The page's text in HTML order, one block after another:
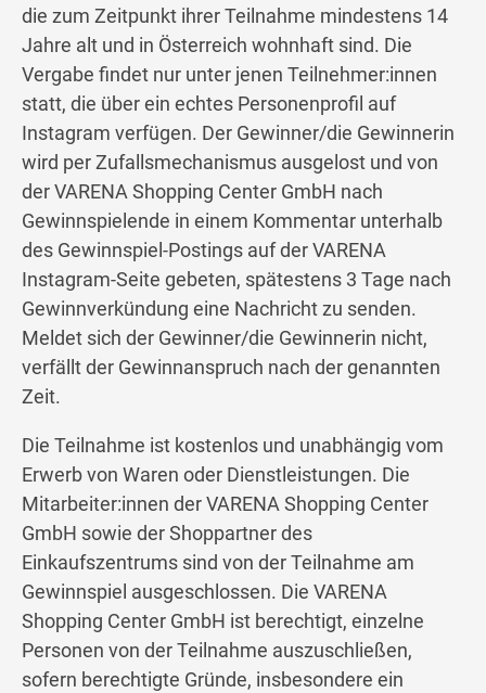
die zum Zeitpunkt ihrer Teilnahme mindestens 14
Jahre alt und in Österreich wohnhaft sind. Die
Vergabe findet nur unter jenen Teilnehmer:innen
statt, die über ein echtes Personenprofil auf
Instagram verfügen. Der Gewinner/die Gewinnerin
wird per Zufallsmechanismus ausgelost und von
der VARENA Shopping Center GmbH nach
Gewinnspielende in einem Kommentar unterhalb
des Gewinnspiel-Postings auf der VARENA
Instagram-Seite gebeten, spätestens 3 Tage nach
Gewinnverkündung eine Nachricht zu senden.
Meldet sich der Gewinner/die Gewinnerin nicht,
verfällt der Gewinnanspruch nach der genannten
Zeit.
Die Teilnahme ist kostenlos und unabhängig vom
Erwerb von Waren oder Dienstleistungen. Die
Mitarbeiter:innen der VARENA Shopping Center
GmbH sowie der Shoppartner des
Einkaufszentrums sind von der Teilnahme am
Gewinnspiel ausgeschlossen. Die VARENA
Shopping Center GmbH ist berechtigt, einzelne
Personen von der Teilnahme auszuschließen,
sofern berechtigte Gründe, insbesondere ein